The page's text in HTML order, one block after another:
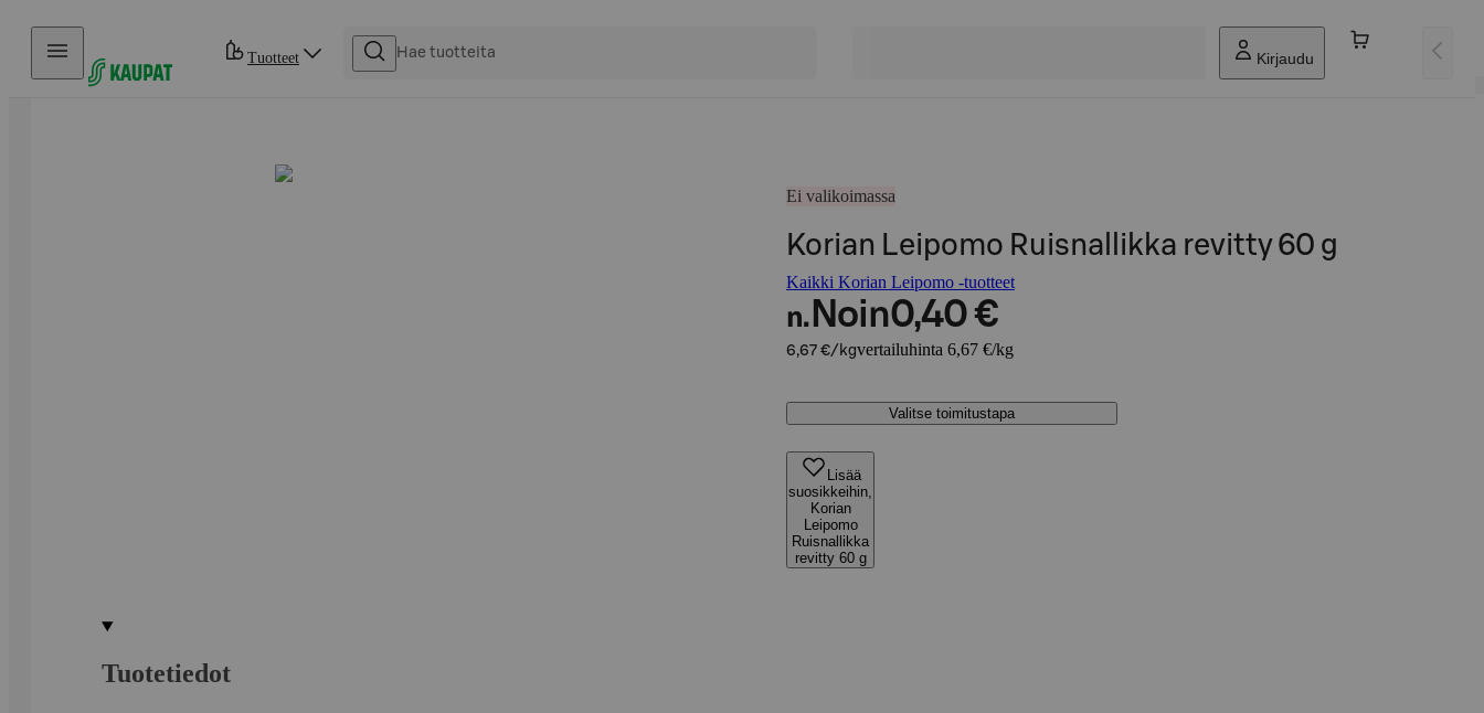
Hyppää sisältöön
Tuotteet Kirjaudu
Ei valikoimassa
Korian Leipomo Ruisnallikka revitty 60 g
Kaikki Korian Leipomo -tuotteet
n. Noin0,40 €
6,67 €/kgvertailuhinta 6,67 €/kg
Valitse toimitustapa
Lisää
suosikkeihin,
Korian
Leipomo
Ruisnallikka
revitty 60 g
Tuotetiedot